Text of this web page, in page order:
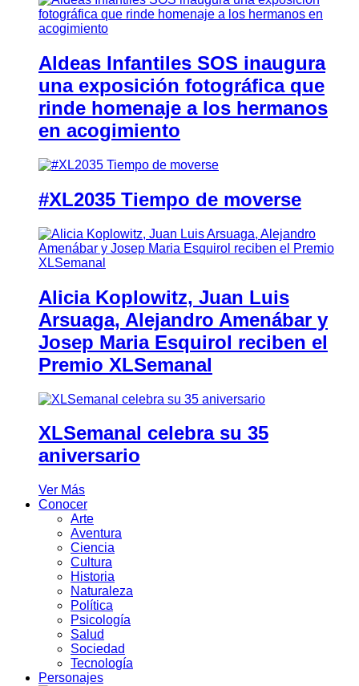
Aldeas Infantiles SOS inaugura
una exposición fotográfica que
rinde homenaje a los hermanos
en acogimiento
#XL2035 Tiempo de moverse
Alicia Koplowitz, Juan Luis
Arsuaga, Alejandro Amenábar y
Josep Maria Esquirol reciben el
Premio XLSemanal
XLSemanal celebra su 35
aniversario
Ver Más
Conocer
Arte
Aventura
Ciencia
Cultura
Historia
Naturaleza
Política
Psicología
Salud
Sociedad
Tecnología
Personajes